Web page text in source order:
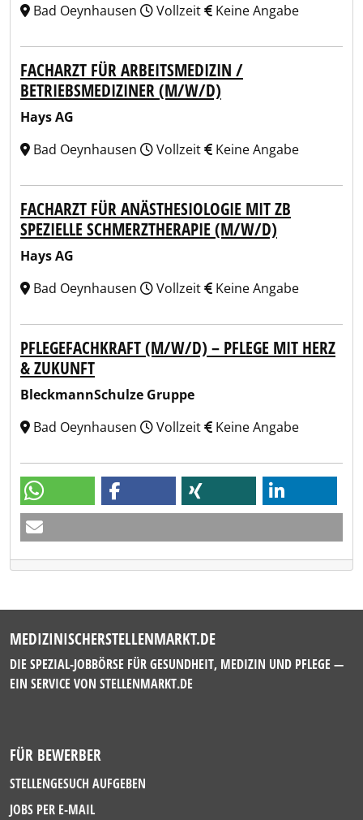
Bad Oeynhausen
Vollzeit Keine Angabe
FACHARZT FÜR ARBEITSMEDIZIN /
BETRIEBSMEDIZINER (M/W/D)
Hays AG
Bad Oeynhausen
Vollzeit Keine Angabe
FACHARZT FÜR ANÄSTHESIOLOGIE MIT ZB
SPEZIELLE SCHMERZTHERAPIE (M/W/D)
Hays AG
Bad Oeynhausen
Vollzeit Keine Angabe
PFLEGEFACHKRAFT (M/W/D) – PFLEGE MIT HERZ
& ZUKUNFT
BleckmannSchulze Gruppe
Bad Oeynhausen
Vollzeit Keine Angabe
MEDIZINISCHERSTELLENMARKT.DE
DIE SPEZIAL-JOBBÖRSE FÜR GESUNDHEIT, MEDIZIN UND PFLEGE —
EIN SERVICE VON STELLENMARKT.DE
FÜR BEWERBER
STELLENGESUCH AUFGEBEN
JOBS PER E-MAIL